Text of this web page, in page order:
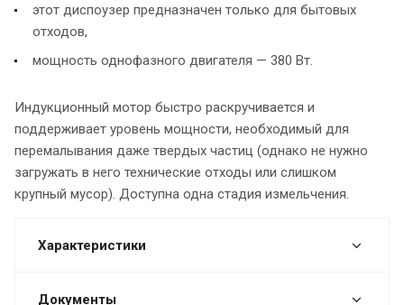
этот диспоузер предназначен только для бытовых
отходов,
мощность однофазного двигателя — 380 Вт.
Индукционный мотор быстро раскручивается и
поддерживает уровень мощности, необходимый для
перемалывания даже твердых частиц (однако не нужно
загружать в него технические отходы или слишком
крупный мусор). Доступна одна стадия измельчения.
Характеристики
Документы